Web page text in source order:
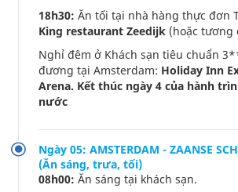
18h30: Ăn tối tại nhà hàng thực đơn
King restaurant Zeedijk (hoặc tương
Nghỉ đêm ở Khách sạn tiêu chuẩn
đương tại Amsterdam: Holiday Inn
Arena. Kết thúc ngày 4 của hành
nước
Ngày 05: AMSTERDAM - ZAANSE
(Ăn sáng, trưa, tối)
08h00: Ăn sáng tại khách sạn.